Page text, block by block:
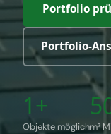
Portfolio
Portfolio-
1+
Objekte möglichm²